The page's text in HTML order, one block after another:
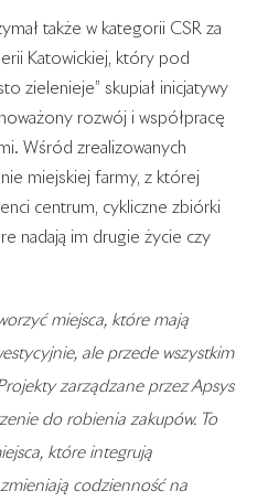
także w kategorii CSR za
Katowickiej, który pod
zielenieje” skupiał inicjatywy
rozwój i współpracę
Wśród zrealizowanych
miejskiej farmy, z której
centrum, cykliczne zbiórki
nadają im drugie życie czy
miejsca, które mają
ale przede wszystkim
zarządzane przez Apsys
do robienia zakupów. To
które integrują
codzienność na